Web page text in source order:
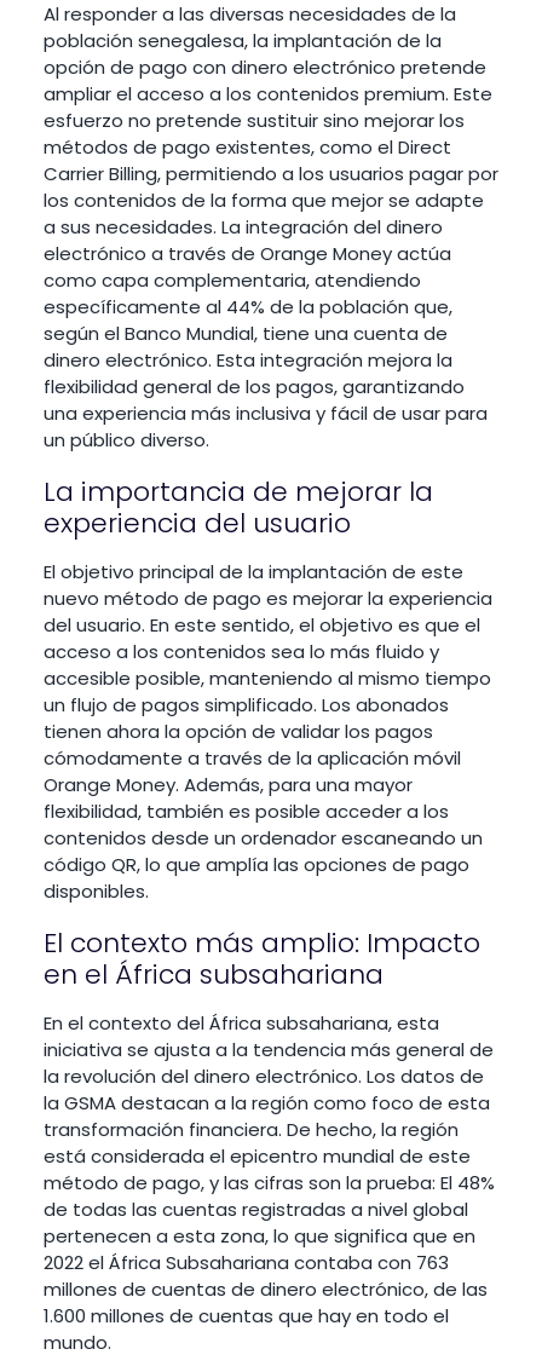
Al responder a las diversas necesidades de la
población senegalesa, la implantación de la
opción de pago con dinero electrónico pretende
ampliar el acceso a los contenidos premium. Este
esfuerzo no pretende sustituir sino mejorar los
métodos de pago existentes, como el Direct
Carrier Billing, permitiendo a los usuarios pagar por
los contenidos de la forma que mejor se adapte
a sus necesidades. La integración del dinero
electrónico a través de Orange Money actúa
como capa complementaria, atendiendo
específicamente al 44% de la población que,
según el Banco Mundial, tiene una cuenta de
dinero electrónico. Esta integración mejora la
flexibilidad general de los pagos, garantizando
una experiencia más inclusiva y fácil de usar para
un público diverso.
La importancia de mejorar la
experiencia del usuario
El objetivo principal de la implantación de este
nuevo método de pago es mejorar la experiencia
del usuario. En este sentido, el objetivo es que el
acceso a los contenidos sea lo más fluido y
accesible posible, manteniendo al mismo tiempo
un flujo de pagos simplificado. Los abonados
tienen ahora la opción de validar los pagos
cómodamente a través de la aplicación móvil
Orange Money. Además, para una mayor
flexibilidad, también es posible acceder a los
contenidos desde un ordenador escaneando un
código QR, lo que amplía las opciones de pago
disponibles.
El contexto más amplio: Impacto
en el África subsahariana
En el contexto del África subsahariana, esta
iniciativa se ajusta a la tendencia más general de
la revolución del dinero electrónico. Los datos de
la GSMA destacan a la región como foco de esta
transformación financiera. De hecho, la región
está considerada el epicentro mundial de este
método de pago, y las cifras son la prueba: El 48%
de todas las cuentas registradas a nivel global
pertenecen a esta zona, lo que significa que en
2022 el África Subsahariana contaba con 763
millones de cuentas de dinero electrónico, de las
1.600 millones de cuentas que hay en todo el
mundo.